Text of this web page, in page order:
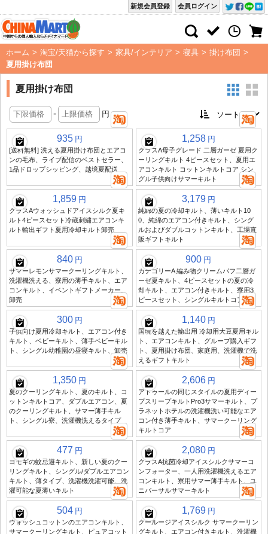
会員ログイン
新規会員登録
ホーム > 淘宝/天猫から探す > 家具/インテリア > 寝具 > 掛け布団 >
夏用掛け布団
夏用掛け布団
- 円
935 円
[送料無料] 洗える夏用掛け布団とエアコ
ンの毛布、ライブ配信のベストセラー、
1品ドロップシッピング、越境夏配送
1,258 円
クラスA母子グレード 二層ガーゼ 夏用ク
ーリングキルト 4ピースセット、夏用エ
アコンキルト コットンキルトコア シン
グル子供向けサマーキルト
1,859 円
クラスAウォッシュドアイスシルク夏キ
ルト4ピースセット冷蔵刺繍エアコンキ
ルト輸出ギフト夏用冷却キルト卸売
3,179 円
純綿の夏の冷却キルト、薄いキルト10
0、純綿のエアコン付きキルト、シング
ルおよびダブルコットンキルト、工場直
販ギフトキルト
840 円
サマーレモンサマークーリングキルト、
洗濯機洗える、寮用の薄手キルト、エア
コンキルト、イベントギフトメーカー、
卸売
900 円
カテゴリーA 編み物クリームパフ二層ガ
ーゼ夏キルト、4ピースセットの夏の冷
却キルト、エアコン付きキルト、寮用3
ピースセット、シングルキルトコア
300 円
子供向け夏用冷却キルト、エアコン付き
キルト、ベビーキルト、薄手ベビーキル
ト、シングル幼稚園の昼寝キルト、卸売
1,140 円
国境を越えた輸出用 冷却用大豆夏用キル
ト、エアコンキルト、グループ購入ギフ
ト、夏用掛け布団、家庭用、洗濯機で洗
えるギフトキルト
1,350 円
夏のクーリングキルト、夏のキルト、コ
ットンキルトコア、ダブルエアコン、夏
のクーリングキルト、サマー薄手キル
ト、シングル寮、洗濯機洗えるタイプ
2,606 円
アトゥールの同じスタイルの夏用ディー
プスリープキルトPro3サマーキルト、プ
ラネットホテルの洗濯機洗い可能なエア
コン付き薄手キルト、サマークーリング
キルトコア
477 円
ヨモギの蚊忌避キルト、新しい夏のクー
リングキルト、シングル/ダブルエアコン
キルト、薄タイプ、洗濯機洗濯可能、洗
濯可能な夏薄いキルト
2,080 円
クラスA抗菌冷却アイスシルクサマーコ
ンフォーター、一人用洗濯機洗えるエア
コンキルト、寮用サマー薄手キルト、ユ
ニバーサルサマーキルト
504 円
ウォッシュコットンのエアコンキルト、
サマークーリングキルト、ピュアコット
1,769 円
クールージアイスシルク サマークーリン
グキルト、エアコン付きキルト、洗濯機